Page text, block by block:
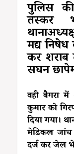
पुलिस
तस्कर
मद्य
कर शराब
सघन
वही बैगरा में
कुमार को
दिया गया।
मेडिकल जांच
दर्ज कर जेल